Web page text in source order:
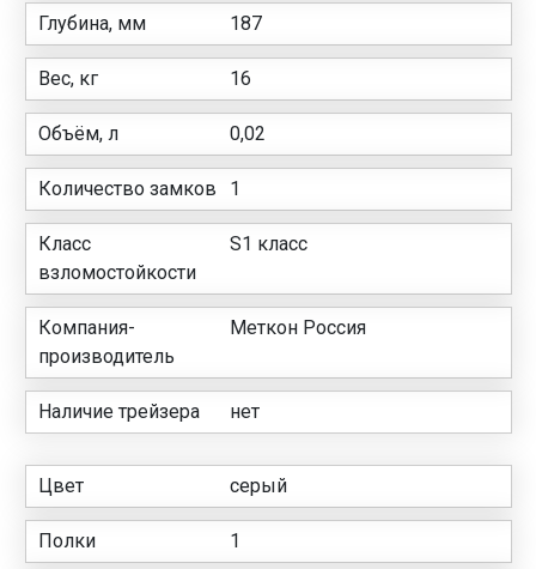
Глубина, мм 187
Вес, кг 16
Объём, л 0,02
Количество замков 1
Класс
взломостойкости
S1 класс
Компания-
производитель
Меткон Россия
Наличие трейзера нет
Цвет серый
Полки 1